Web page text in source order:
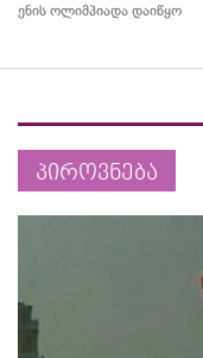
ენის ოლიმპიადა დაიწყო
პიროვნება